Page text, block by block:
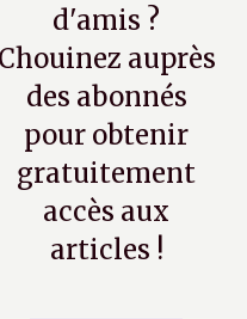
d'amis ?
Chouinez auprès
des abonnés
pour obtenir
gratuitement
accès aux
articles !